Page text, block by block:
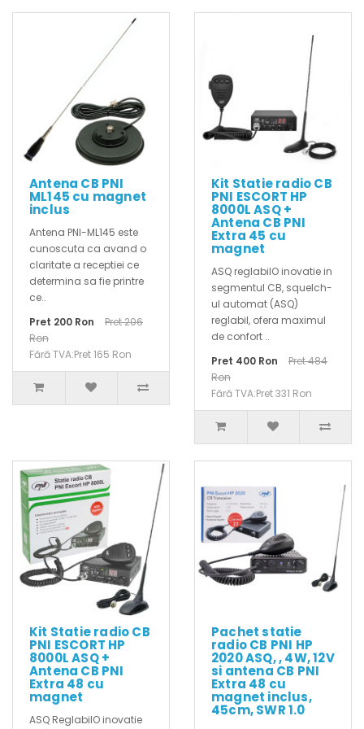
Antena CB PNI
ML145 cu magnet
inclus
Antena PNI-ML145 este
cunoscuta ca avand o
claritate a receptiei ce
determina sa fie printre
ce..
Pret 200 Ron
Pret 206
Ron
Fără TVA:Pret 165 Ron
Kit Statie radio CB
PNI ESCORT HP
8000L ASQ +
Antena CB PNI
Extra 45 cu
magnet
ASQ reglabilO inovatie in
segmentul CB, squelch-
ul automat (ASQ)
reglabil, ofera maximul
de confort ..
Pret 400 Ron
Pret 484
Ron
Fără TVA:Pret 331 Ron
Kit Statie radio CB
PNI ESCORT HP
8000L ASQ +
Antena CB PNI
Extra 48 cu
magnet
ASQ ReglabilO inovatie
Pachet statie
radio CB PNI HP
2020 ASQ, , 4W, 12V
si antena CB PNI
Extra 48 cu
magnet inclus,
45cm, SWR 1.0